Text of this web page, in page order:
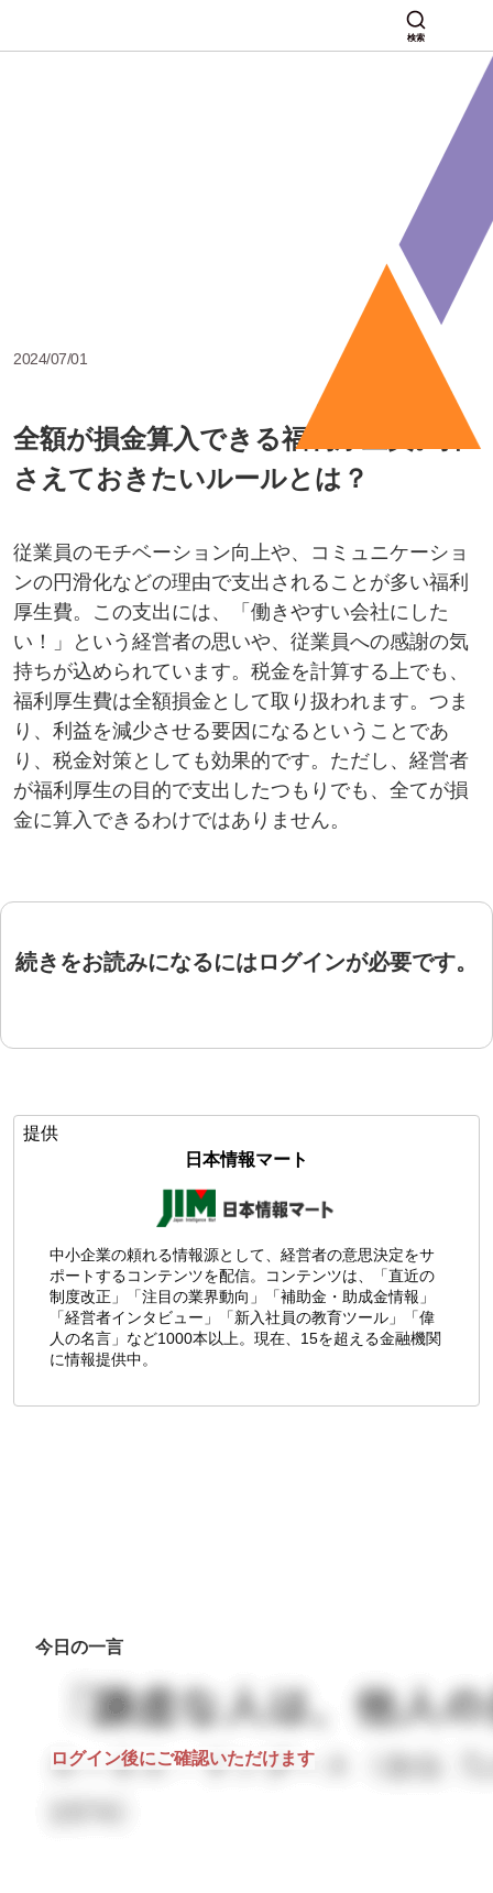
検索
2024/07/01
全額が損金算入できる福利厚生費。押
さえておきたいルールとは？
従業員のモチベーション向上や、コミュニケーショ
ンの円滑化などの理由で支出されることが多い福利
厚生費。この支出には、「働きやすい会社にした
い！」という経営者の思いや、従業員への感謝の気
持ちが込められています。税金を計算する上でも、
福利厚生費は全額損金として取り扱われます。つま
り、利益を減少させる要因になるということであ
り、税金対策としても効果的です。ただし、経営者
が福利厚生の目的で支出したつもりでも、全てが損
金に算入できるわけではありません。
続きをお読みになるにはログインが必要です。
提供
日本情報マート
中小企業の頼れる情報源として、経営者の意思決定をサ
ポートするコンテンツを配信。コンテンツは、「直近の
制度改正」「注目の業界動向」「補助金・助成金情報」
「経営者インタビュー」「新入社員の教育ツール」「偉
人の名言」など1000本以上。現在、15を超える金融機関
に情報提供中。
今日の一言
ログイン後にご確認いただけます